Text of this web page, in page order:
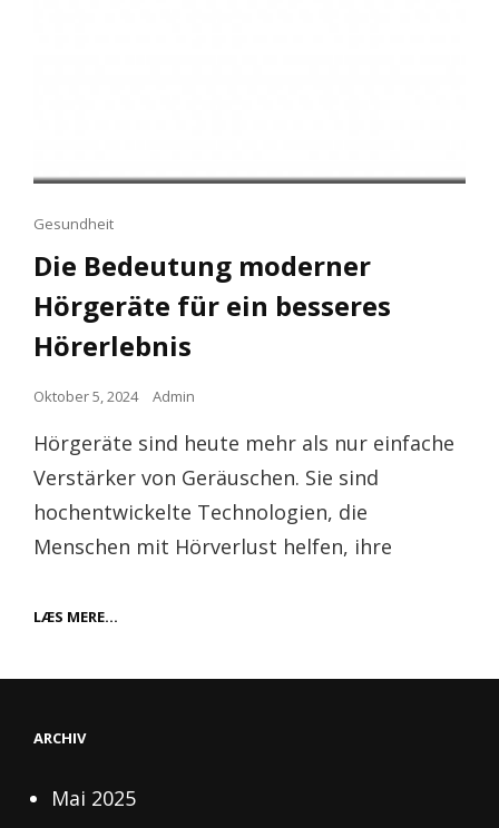
Cat
Links
Gesundheit
Die Bedeutung moderner
Hörgeräte für ein besseres
Hörerlebnis
Posted
Oktober 5, 2024 Admin
Hörgeräte sind heute mehr als nur einfache
Verstärker von Geräuschen. Sie sind
hochentwickelte Technologien, die
Menschen mit Hörverlust helfen, ihre
LÆS MERE…
ARCHIV
Mai 2025